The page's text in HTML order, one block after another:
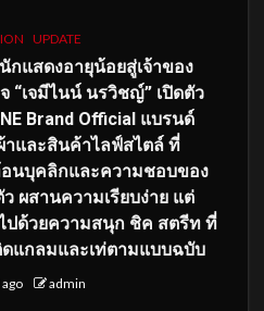
UPDATE
กแสดงอายุน้อยสู่เจ้าของ
“เจมีไนน์ นรวิชญ์” เปิดตัว
Brand Official แบรนด์
าและสินค้าไลฟ์สไตล์ ที่
นบุคลิกและความชอบของ
ว ผสานความเรียบง่าย แต่
ปด้วยความสนุก ชิค สตรีท ที่
แกลมและเท่ตามแบบฉบับ
admin